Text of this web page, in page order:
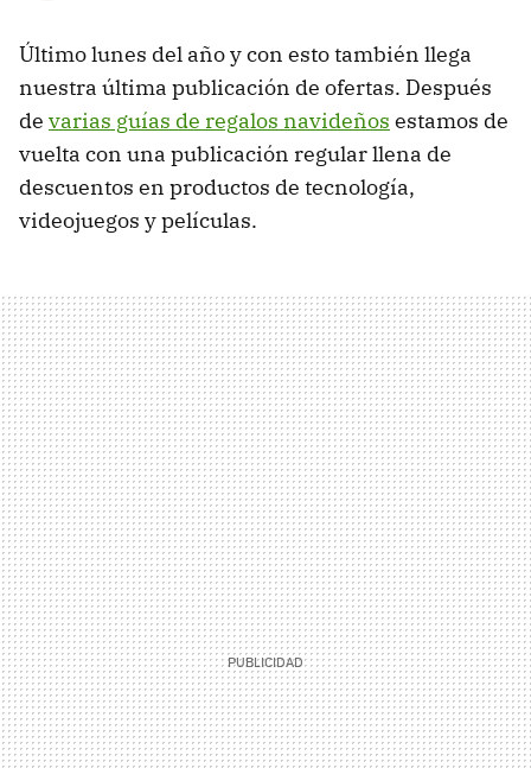
Último lunes del año y con esto también llega
nuestra última publicación de ofertas. Después
de varias guías de regalos navideños estamos de
vuelta con una publicación regular llena de
descuentos en productos de tecnología,
videojuegos y películas.